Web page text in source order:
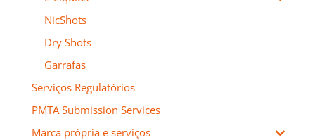
NicShots
Dry Shots
Garrafas
Serviços Regulatórios
PMTA Submission Services
Marca própria e serviços